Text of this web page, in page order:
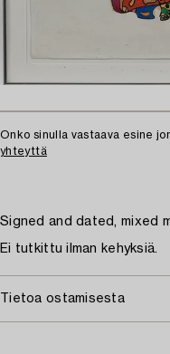
Onko sinulla vastaava esine
yhteyttä
Signed and dated, mixed
Ei tutkittu ilman kehyksiä.
Tietoa ostamisesta